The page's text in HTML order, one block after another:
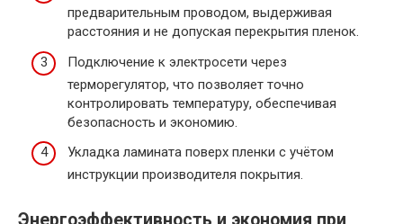
предварительным проводом, выдерживая
расстояния и не допуская перекрытия пленок.
Подключение к электросети через
терморегулятор, что позволяет точно
контролировать температуру, обеспечивая
безопасность и экономию.
Укладка ламината поверх пленки с учётом
инструкции производителя покрытия.